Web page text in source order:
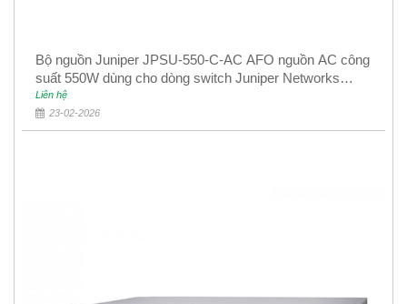
Bộ nguồn Juniper JPSU-550-C-AC AFO nguồn AC công
suất 550W dùng cho dòng switch Juniper Networks
EX4400
Liên hệ
23-02-2026